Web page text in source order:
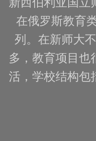
在俄罗斯教育
列。在新师大
多，教育项目也
活，学校结构包